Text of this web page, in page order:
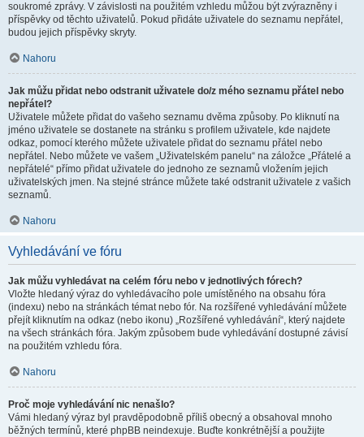
soukromé zprávy. V závislosti na použitém vzhledu můžou být zvýrazněny i
příspěvky od těchto uživatelů. Pokud přidáte uživatele do seznamu nepřátel,
budou jejich příspěvky skryty.
Nahoru
Jak můžu přidat nebo odstranit uživatele do/z mého seznamu přátel nebo
nepřátel?
Uživatele můžete přidat do vašeho seznamu dvěma způsoby. Po kliknutí na
jméno uživatele se dostanete na stránku s profilem uživatele, kde najdete
odkaz, pomocí kterého můžete uživatele přidat do seznamu přátel nebo
nepřátel. Nebo můžete ve vašem „Uživatelském panelu“ na záložce „Přátelé a
nepřátelé“ přímo přidat uživatele do jednoho ze seznamů vložením jejich
uživatelských jmen. Na stejné stránce můžete také odstranit uživatele z vašich
seznamů.
Nahoru
Vyhledávání ve fóru
Jak můžu vyhledávat na celém fóru nebo v jednotlivých fórech?
Vložte hledaný výraz do vyhledávacího pole umístěného na obsahu fóra
(indexu) nebo na stránkách témat nebo fór. Na rozšířené vyhledávání můžete
přejít kliknutím na odkaz (nebo ikonu) „Rozšířené vyhledávání“, který najdete
na všech stránkách fóra. Jakým způsobem bude vyhledávání dostupné závisí
na použitém vzhledu fóra.
Nahoru
Proč moje vyhledávání nic nenašlo?
Vámi hledaný výraz byl pravděpodobně příliš obecný a obsahoval mnoho
běžných termínů, které phpBB neindexuje. Buďte konkrétnější a použijte